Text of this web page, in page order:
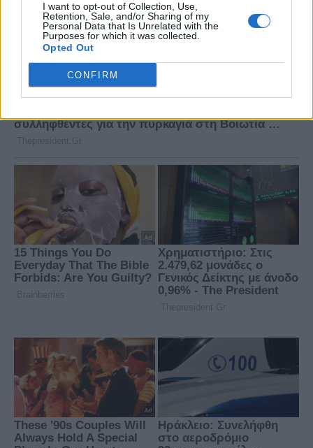
I want to opt-out of Collection, Use,
Retention, Sale, and/or Sharing of my
Personal Data that Is Unrelated with the
Purposes for which it was collected.
Opted Out
CONFIRM